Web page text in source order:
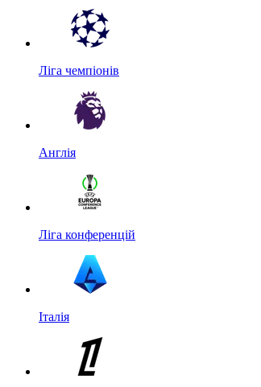
Ліга чемпіонів
Англія
Ліга конференцій
Італія